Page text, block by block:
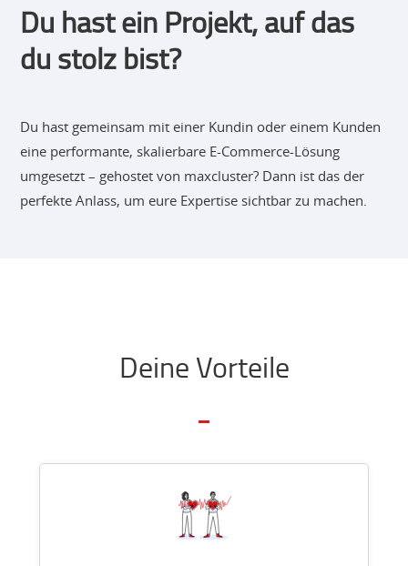
Du hast ein Projekt, auf das
du stolz bist?
Du hast gemeinsam mit einer Kundin oder einem Kunden
eine performante, skalierbare E-Commerce-Lösung
umgesetzt – gehostet von maxcluster? Dann ist das der
perfekte Anlass, um eure Expertise sichtbar zu machen.
Deine Vorteile